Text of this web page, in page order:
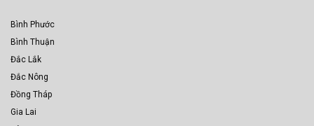
Bình Phước
Bình Thuận
Đắc Lắk
Đắc Nông
Đồng Tháp
Gia Lai